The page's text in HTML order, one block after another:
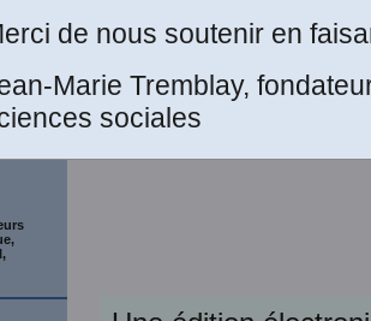
:
de nous soutenir en
Marie Tremblay,
sociales